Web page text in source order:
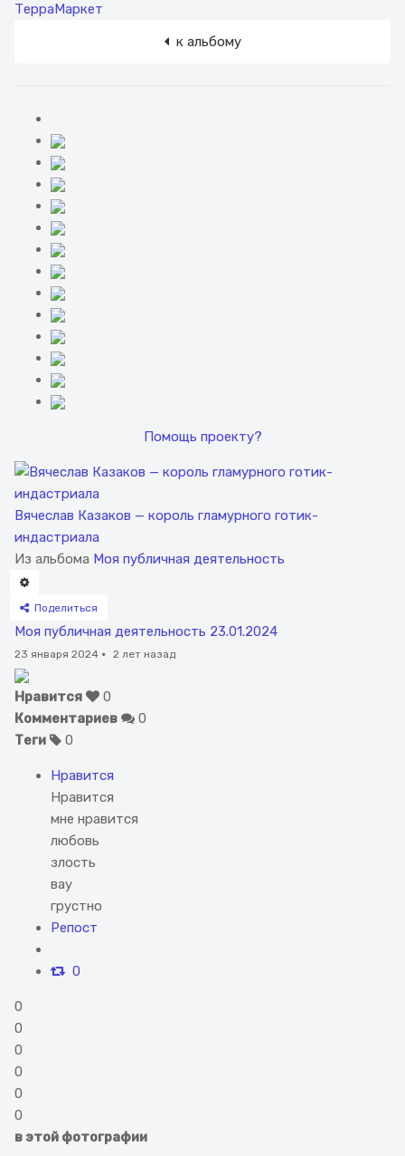
ТерраМаркет
к альбому
Помощь проекту?
Вячеслав Казаков — король гламурного готик-
индастриала
Из альбома Моя публичная деятельность
Поделиться
Моя публичная деятельность 23.01.2024
23 января 2024 · 2 лет назад
Нравится
0
Комментариев
0
Теги
0
Нравится
Нравится
мне нравится
любовь
злость
вау
грустно
Репост
0
0
0
0
0
0
0
в этой фотографии